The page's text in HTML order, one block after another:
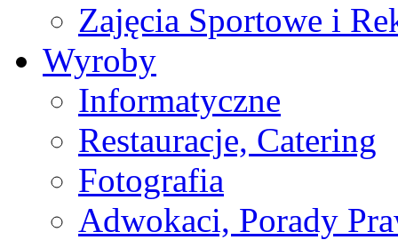
Zajęcia Sportowe i
Wyroby
Informatyczne
Restauracje, Catering
Fotografia
Adwokaci, Porady